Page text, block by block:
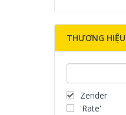
THƯƠNG HIỆU
Zender
'Rate'